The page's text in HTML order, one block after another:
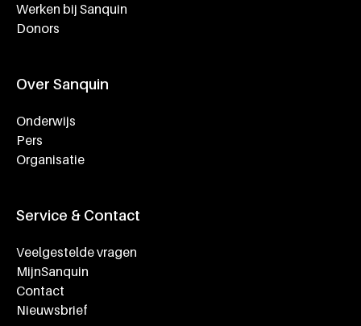
Werken bij Sanquin
Donors
Over Sanquin
Onderwijs
Pers
Organisatie
Service & Contact
Veelgestelde vragen
MijnSanquin
Contact
Nieuwsbrief